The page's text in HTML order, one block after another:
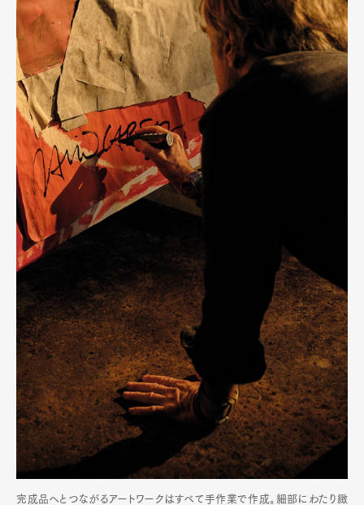
完成品へとつながるアートワークはすべて手作業で作成。細部にわたり緻